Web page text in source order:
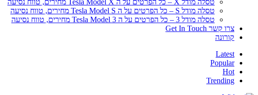
טסלה מודל X – כל הפרטים על ה Tesla Model X מחירים, טווח נסיעה
טסלה מודל S – כל הפרטים על ה Tesla Model S מחירים, טווח נסיעה
טסלה מודל 3 – כל הפרטים על ה Tesla Model 3 מחירים, טווח נסיעה
צרו קשר Get In Touch
קורונה
Latest
Popular
Hot
Trending